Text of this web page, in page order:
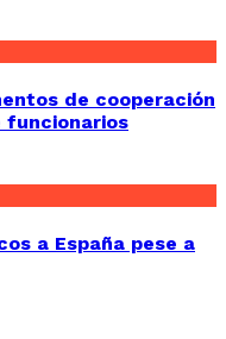
de cooperación
funcionarios
a España pese a